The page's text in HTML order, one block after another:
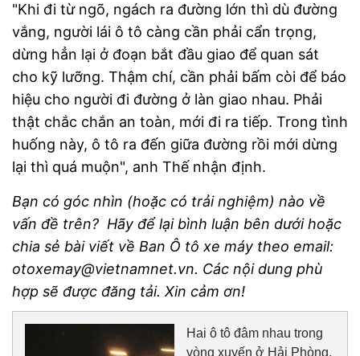
"Khi đi từ ngõ, ngách ra đường lớn thì dù đường
vắng, người lái ô tô càng cần phải cẩn trọng,
dừng hẳn lại ở đoạn bắt đầu giao để quan sát
cho kỹ lưỡng. Thậm chí, cần phải bấm còi để báo
hiệu cho người đi đường ở làn giao nhau. Phải
thật chắc chắn an toàn, mới đi ra tiếp. Trong tình
huống này, ô tô ra đến giữa đường rồi mới dừng
lại thì quá muộn", anh Thế nhận định.
Bạn có góc nhìn (hoặc có trải nghiệm) nào về
vấn đề trên? Hãy để lại bình luận bên dưới hoặc
chia sẻ bài viết về Ban Ô tô xe máy theo email:
otoxemay@vietnamnet.vn. Các nội dung phù
hợp sẽ được đăng tải. Xin cảm ơn!
Hai ô tô đâm nhau trong
vòng xuyến ở Hải Phòng,